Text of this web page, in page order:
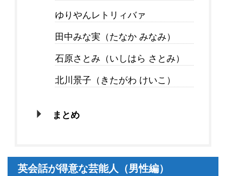
ゆりやんレトリィバァ
田中みな実（たなか みなみ）
石原さとみ（いしはら さとみ）
北川景子（きたがわ けいこ）
まとめ
英会話が得意な芸能人（男性編）